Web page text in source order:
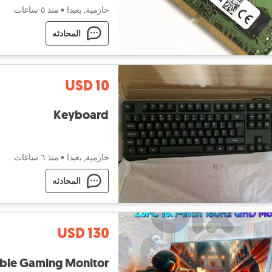
حازمية, بعبدا • منذ ٥ ساعات
المحادثه
USD 10
Keyboard
حازمية, بعبدا • منذ ٦ ساعات
المحادثه
USD 130
Gaming Monitor